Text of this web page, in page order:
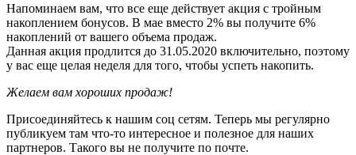
Напоминаем вам, что все еще действует акция с тройным
накоплением бонусов. В мае вместо 2% вы получите 6%
накоплений от вашего объема продаж.
Данная акция продлится до 31.05.2020 включительно, поэтому
у вас еще целая неделя для того, чтобы успеть накопить.
Желаем вам хороших продаж!
Присоединяйтесь к нашим соц сетям. Теперь мы регулярно
публикуем там что-то интересное и полезное для наших
партнеров. Такого вы не получите по почте.